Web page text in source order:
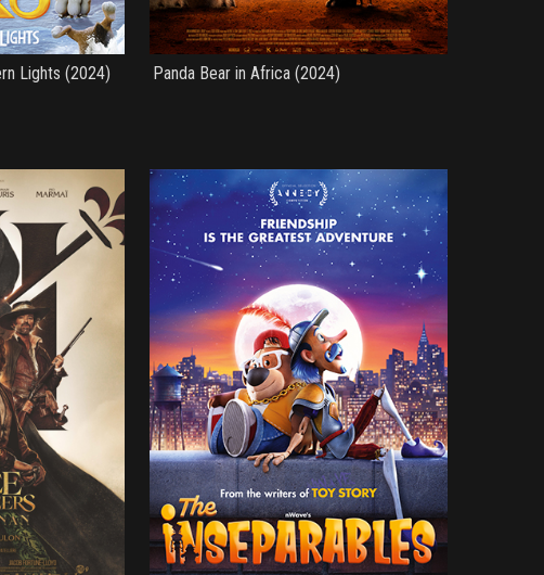
Lights (2024) Panda Bear in Africa (2024)